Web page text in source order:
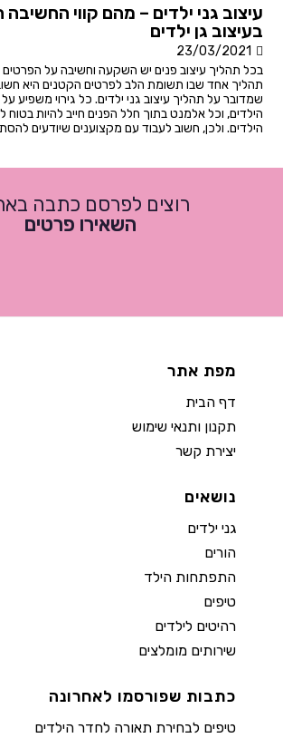
עיצוב גני ילדים – מהם קווי החשיבה
בעיצוב גן ילדים
23/03/2021
בכל תהליך עיצוב פנים יש השקעה וחשיבה על
תהליך אחד שבו תשומת הלב לפרטים הקטנים היא
שמדובר על תהליך עיצוב גני ילדים. כל גירוי משפיע
הילדים, וכל אלמנט בתוך חלל הפנים חייב להיות בטוח
הילדים. ולכן, חשוב לעבוד עם מקצוענים שיודעים
רוצים לפרסם כתבה
השאירו פרטים
מפת אתר
דף הבית
תקנון ותנאי שימוש
יצירת קשר
נושאים
גני ילדים
הורים
התפתחות הילד
טיפים
רהיטים לילדים
שירותים מומלצים
כתבות שפורסמו לאחרונה
טיפים לבחירת תאורה לחדר הילדים